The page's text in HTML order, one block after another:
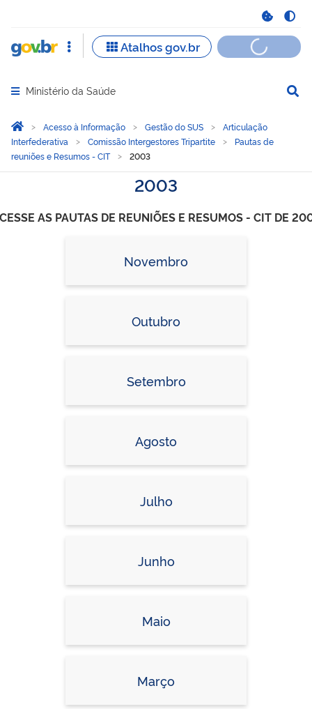
Abrir menu principal de navegação
Ministério da Saúde
Você está aqui:
Página Inicial
Acesso à Informação Gestão do SUS
Articulação
Interfederativa
Comissão Intergestores Tripartite
Pautas de
reuniões e Resumos - CIT
2003
2003
AS PAUTAS DE REUNIÕES E RESUMOS - CIT DE
Novembro
Outubro
Setembro
Agosto
Julho
Junho
Maio
Março